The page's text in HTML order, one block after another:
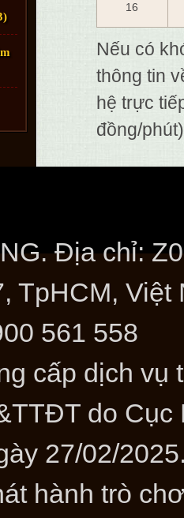
16
Nếu có
thông tin
hệ trực
đồng/
Địa chỉ:
TpHCM, Việt
561 558
cấp dịch
do Cục
27/02/
hành trò